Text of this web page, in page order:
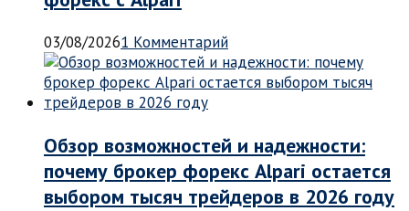
03/08/20261 Комментарий
Обзор возможностей и надежности:
почему брокер форекс Alpari остается
выбором тысяч трейдеров в 2026 году